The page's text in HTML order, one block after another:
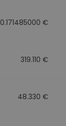
0.171485000 €
319.110 €
48.330 €